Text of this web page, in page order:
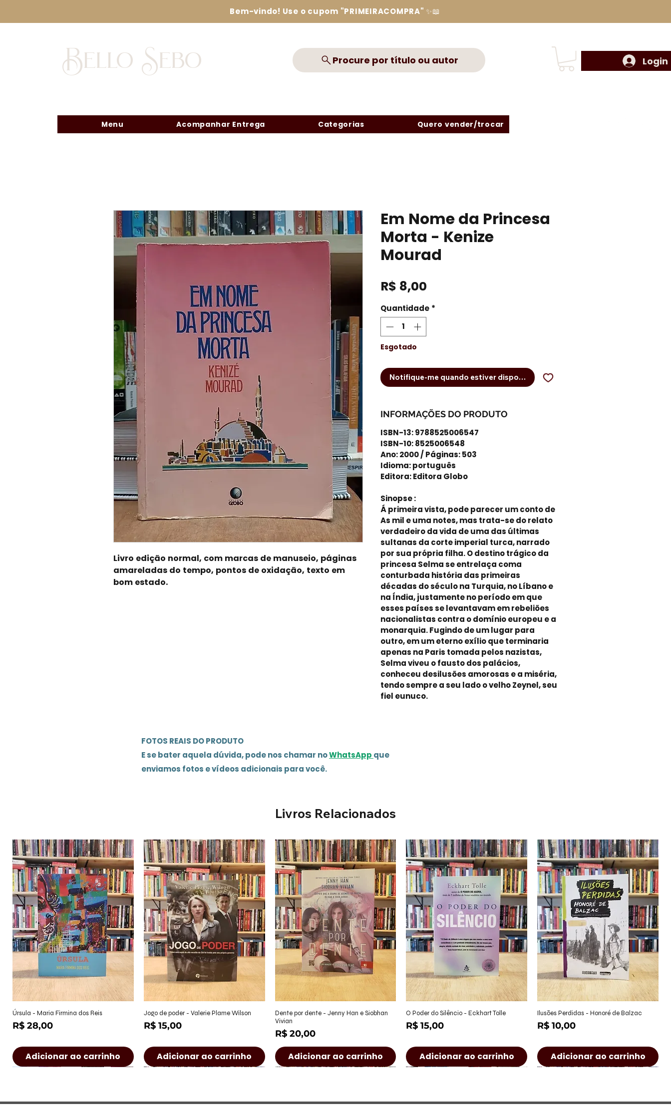
Bem-vindo! Use o cupom "PRIMEIRACOMPRA" ✨📖
Bello Sebo Procure por título ou autor
Menu Acompanhar Entrega Categorias Quero vender/trocar
Login
Livro edição normal, com marcas de manuseio, páginas
amareladas do tempo, pontos de oxidação, texto em
bom estado.
Em Nome da Princesa
Morta - Kenize
Mourad
R$ 8,00
Quantidade *
Esgotado
Notifique-me quando estiver disponível
INFORMAÇÕES DO PRODUTO
ISBN-13: 9788525006547
ISBN-10: 8525006548
Ano: 2000 / Páginas: 503
Idioma: português
Editora: Editora Globo
Sinopse :
Á primeira vista, pode parecer um conto de
As mil e uma notes, mas trata-se do relato
verdadeiro da vida de uma das últimas
sultanas da corte imperial turca, narrado
por sua própria filha. O destino trágico da
princesa Selma se entrelaça coma
conturbada história das primeiras
décadas do século na Turquia, no Líbano e
na Índia, justamente no período em que
esses países se levantavam em rebeliões
nacionalistas contra o domínio europeu e a
monarquia. Fugindo de um lugar para
outro, em um eterno exílio que terminaria
apenas na Paris tomada pelos nazistas,
Selma viveu o fausto dos palácios,
conheceu desilusões amorosas e a miséria,
tendo sempre a seu lado o velho Zeynel, seu
fiel eunuco.
FOTOS REAIS DO PRODUTO
E se bater aquela dúvida, pode nos chamar noWhatsApp que
enviamos fotos e vídeos adicionais para você.
Livros Relacionados
Visualização rápida
Úrsula - Maria Firmina dos Reis
Preço
R$ 28,00
Adicionar ao carrinho
Visualização rápida
Jogo de poder - Valerie Plame Wilson
Preço
R$ 15,00
Adicionar ao carrinho
Visualização rápida
Dente por dente - Jenny Han e Siobhan
Vivian
Preço
R$ 20,00
Adicionar ao carrinho
Visualização rápida
O Poder do Silêncio - Eckhart Tolle
Preço
R$ 15,00
Adicionar ao carrinho
Visualização rápida
Ilusões Perdidas - Honoré de Balzac
Preço
R$ 10,00
Adicionar ao carrinho